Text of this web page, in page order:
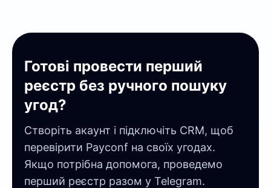
Готові провести перший
реєстр без ручного пошуку
угод?
Створіть акаунт і підключіть CRM, щоб
перевірити Payconf на своїх угодах.
Якщо потрібна допомога, проведемо
перший реєстр разом у Telegram.